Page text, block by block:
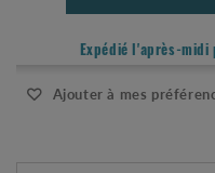
Expédié l'après-midi
Ajouter à mes